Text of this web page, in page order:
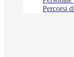
Percorsi